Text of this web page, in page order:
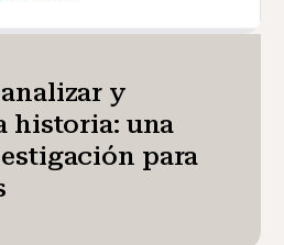
y
historia: una
para